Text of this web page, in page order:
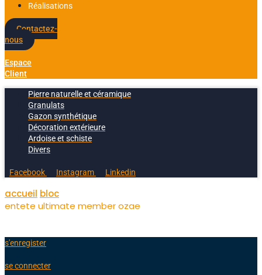
Réalisations
Contactez-
nous
Espace
Client
Pierre naturelle et céramique
Granulats
Gazon synthétique
Décoration extérieure
Ardoise et schiste
Divers
Facebook Instagram Linkedin
accueil bloc
entete ultimate member ozae
s'enregister
se connecter